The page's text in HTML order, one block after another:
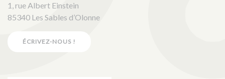
1, rue Albert Einstein
85340 Les Sables d’Olonne
ÉCRIVEZ-NOUS !